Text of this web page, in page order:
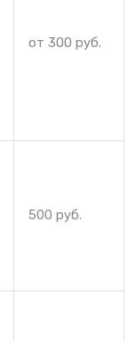
от 300 руб.
500 руб.